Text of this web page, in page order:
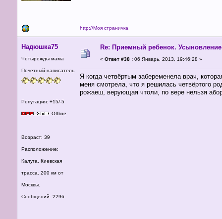
http://Моя страничка
Надюшка75
Четырежды мама
Почетный написатель
Репутация: +15/-5
Offline
Возраст: 39
Расположение:
Калуга. Киевская
трасса. 200 км от
Москвы.
Сообщений: 2296
Re: Приемный ребенок. Усыновление
« Ответ #38 : 06 Январь, 2013, 19:46:28 »
Я когда четвёртым забеременела врач,
меня смотрела, что я решилась четвёртого
рожаеш, верующая чтоли, по вере нельзя